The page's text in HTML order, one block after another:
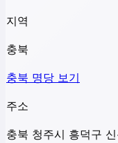
지역
충북
충북 명당 보기
주소
충북 청주시 흥덕구